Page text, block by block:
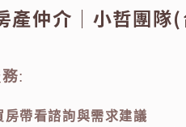
產仲介 ｜ 小哲團隊(
:
房帶看諮詢與需求建議